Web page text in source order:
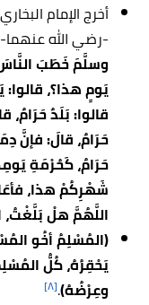
أخرج الإمام
-رضي الله
وسلَّمَ خَطَبَ النَّاسَ
يَومٍ هذا؟،
قالوا: بَلَدٌ
حَرَامٌ، قالَ: فإنَّ
حَرَامٌ، كَحُرْمَةِ
شَهْرِكُمْ هذا،
اللَّهُمَّ هلْ
(المُسْلِمُ أخُو
يَحْقِرُهُ، كُلُّ
وعِرْضُهُ).[٨]